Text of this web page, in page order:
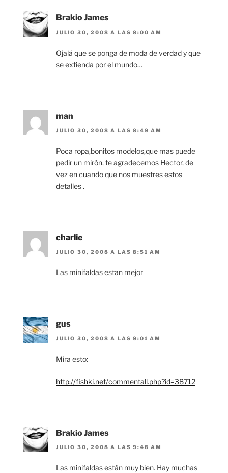
Brakio James
JULIO 30, 2008 A LAS 8:00 AM
Ojalá que se ponga de moda de verdad y que
se extienda por el mundo…
man
JULIO 30, 2008 A LAS 8:49 AM
Poca ropa,bonitos modelos,que mas puede
pedir un mirón, te agradecemos Hector, de
vez en cuando que nos muestres estos
detalles .
charlie
JULIO 30, 2008 A LAS 8:51 AM
Las minifaldas estan mejor
gus
JULIO 30, 2008 A LAS 9:01 AM
Mira esto:
http://fishki.net/commentall.php?id=38712
Brakio James
JULIO 30, 2008 A LAS 9:48 AM
Las minifaldas están muy bien. Hay muchas